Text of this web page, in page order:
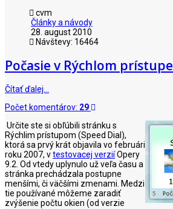
cvm
Články a návody
28. august 2010
Návštevy: 16464
Počasie v Rýchlom prístupe
Čítať ďalej…
Počet komentárov: 29
Určite ste si obľúbili stránku s
Rýchlim prístupom (Speed Dial),
ktorá sa prvý krát objavila vo februári
roku 2007, vtestovacej verziíOpery
9.2. Od vtedy uplynulo už veľa času a
stránka prechádzala postupne
menšími, či väčšími zmenami. Medzi
tie používané môžeme zaradiť
zvýšenie počtu okien (od verzie